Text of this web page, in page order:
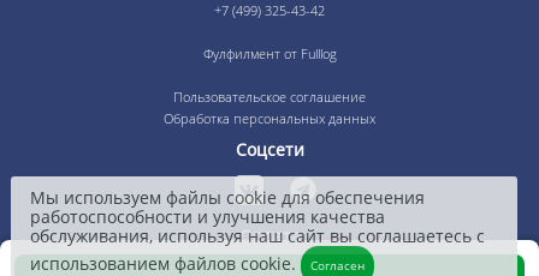
+7 (499) 325-43-42
Фулфилмент от Fulllog
Пользовательское соглашение
Обработка персональных данных
Соцсети
Оплата
Мы используем файлы cookie для обеспечения
работоспособности и улучшения качества
обслуживания, используя наш сайт вы соглашаетесь с
использованием файлов cookie.
Согласен